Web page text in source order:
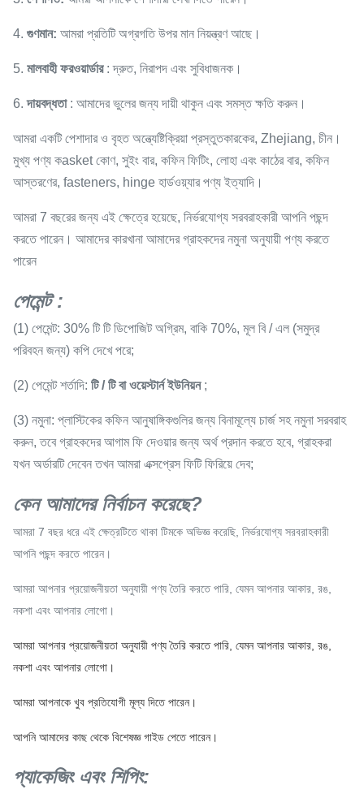
4. গুণমান: আমরা প্রতিটি অগ্রগতি উপর মান নিয়ন্ত্রণ আছে।
5. মালবাহী ফরওয়ার্ডার: দ্রুত, নিরাপদ এবং সুবিধাজনক।
6.দায়বদ্ধতা: আমাদের ভুলের জন্য দায়ী থাকুন এবং সমস্ত ক্ষতি করুন।
আমরা একটি পেশাদার ও বৃহত অন্ত্যেষ্টিক্রিয়া প্রস্তুতকারকের, Zhejiang, চীন।
মুখ্য পণ্য কasket কোণ, সুইং বার, কফিন ফিটিং, লোহা এবং কাঠের বার, কফিন
আস্তরণের, fasteners, hinge হার্ডওয়্যার পণ্য ইত্যাদি।
আমরা 7 বছরের জন্য এই ক্ষেত্রে হয়েছে, নির্ভরযোগ্য সরবরাহকারী আপনি পছন্দ
করতে পারেন। আমাদের কারখানা আমাদের গ্রাহকদের নমুনা অনুযায়ী পণ্য করতে
পারেন
পেমেন্ট :
(1) পেমেন্ট: 30% টি টি ডিপোজিট অগ্রিম, বাকি 70%, মূল বি / এল (সমুদ্র
পরিবহন জন্য) কপি দেখে পরে;
(2) পেমেন্ট শর্তাদি: টি / টি বা ওয়েস্টার্ন ইউনিয়ন;
(3) নমুনা: প্লাস্টিকের কফিন আনুষাঙ্গিকগুলির জন্য বিনামূল্যে চার্জ সহ নমুনা সরবরাহ
করুন, তবে গ্রাহকদের আগাম ফি দেওয়ার জন্য অর্থ প্রদান করতে হবে, গ্রাহকরা
যখন অর্ডারটি দেবেন তখন আমরা এক্সপ্রেস ফিটি ফিরিয়ে দেব;
কেন আমাদের নির্বাচন করেছে?
আমরা 7 বছর ধরে এই ক্ষেত্রটিতে থাকা টিমকে অভিজ্ঞ করেছি, নির্ভরযোগ্য সরবরাহকারী
আপনি পছন্দ করতে পারেন।
আমরা আপনার প্রয়োজনীয়তা অনুযায়ী পণ্য তৈরি করতে পারি, যেমন আপনার আকার, রঙ,
নকশা এবং আপনার লোগো।
আমরা আপনার প্রয়োজনীয়তা অনুযায়ী পণ্য তৈরি করতে পারি, যেমন আপনার আকার, রঙ,
নকশা এবং আপনার লোগো।
আমরা আপনাকে খুব প্রতিযোগী মূল্য দিতে পারেন।
আপনি আমাদের কাছ থেকে বিশেষজ্ঞ গাইড পেতে পারেন।
প্যাকেজিং এবং শিপিং: